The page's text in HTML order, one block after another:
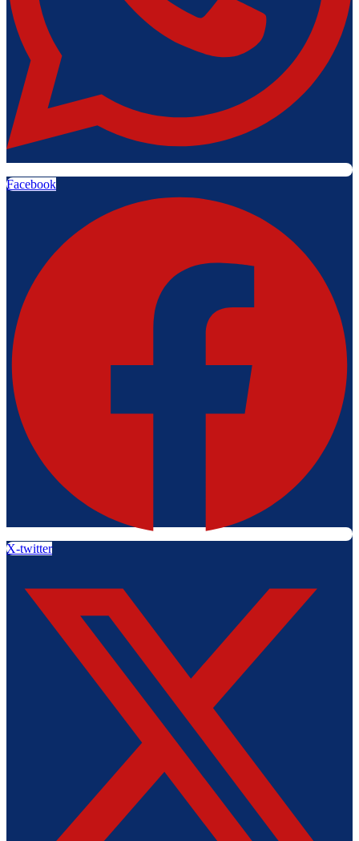
Facebook
X-twitter